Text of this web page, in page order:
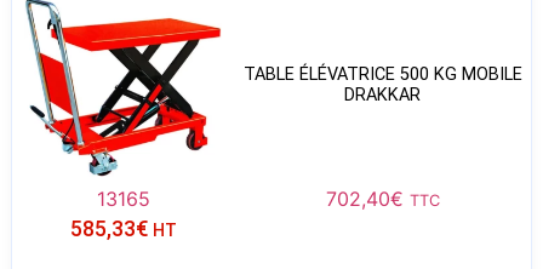
TABLE ÉLÉVATRICE 500 KG MOBILE
DRAKKAR
13165 702,40€ TTC
585,33€ HT